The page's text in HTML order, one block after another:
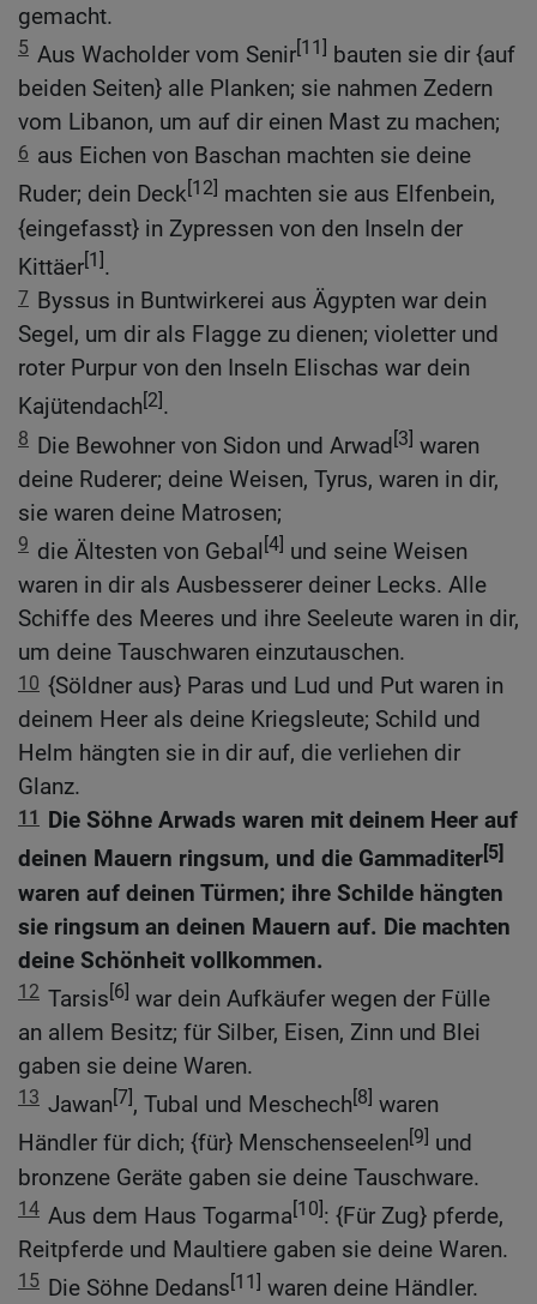
gemacht.
5 Aus Wacholder vom Senir[11] bauten sie dir {auf
beiden Seiten} alle Planken; sie nahmen Zedern
vom Libanon, um auf dir einen Mast zu machen;
6 aus Eichen von Baschan machten sie deine
Ruder; dein Deck[12] machten sie aus Elfenbein,
{eingefasst} in Zypressen von den Inseln der
Kittäer[1].
7 Byssus in Buntwirkerei aus Ägypten war dein
Segel, um dir als Flagge zu dienen; violetter und
roter Purpur von den Inseln Elischas war dein
Kajütendach[2].
8 Die Bewohner von Sidon und Arwad[3] waren
deine Ruderer; deine Weisen, Tyrus, waren in dir,
sie waren deine Matrosen;
9 die Ältesten von Gebal [4] und seine Weisen
waren in dir als Ausbesserer deiner Lecks. Alle
Schiffe des Meeres und ihre Seeleute waren in dir,
um deine Tauschwaren einzutauschen.
10 {Söldner aus} Paras und Lud und Put waren in
deinem Heer als deine Kriegsleute; Schild und
Helm hängten sie in dir auf, die verliehen dir
Glanz.
11
Die Söhne Arwads waren mit deinem Heer auf
deinen Mauern ringsum, und die Gammaditer[5]
waren auf deinen Türmen; ihre Schilde hängten
sie ringsum an deinen Mauern auf. Die machten
deine Schönheit vollkommen.
12 Tarsis[6] war dein Aufkäufer wegen der Fülle
an allem Besitz; für Silber, Eisen, Zinn und Blei
gaben sie deine Waren.
13 Jawan[7], Tubal und Meschech[8] waren
Händler für dich; {für} Menschenseelen[9] und
bronzene Geräte gaben sie deine Tauschware.
14 Aus dem Haus Togarma[10]: {Für Zug} pferde,
Reitpferde und Maultiere gaben sie deine Waren.
15 Die Söhne Dedans[11] waren deine Händler.